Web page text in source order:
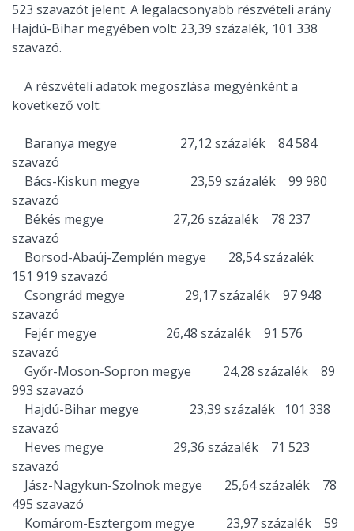
523 szavazót jelent. A legalacsonyabb részvételi arány
Hajdú-Bihar megyében volt: 23,39 százalék, 101 338
szavazó.
A részvételi adatok megoszlása megyénként a
következő volt:
Baranya megye 27,12 százalék 84 584
szavazó
Bács-Kiskun megye 23,59 százalék 99 980
szavazó
Békés megye 27,26 százalék 78 237
szavazó
Borsod-Abaúj-Zemplén megye 28,54 százalék
151 919 szavazó
Csongrád megye 29,17 százalék 97 948
szavazó
Fejér megye 26,48 százalék 91 576
szavazó
Győr-Moson-Sopron megye 24,28 százalék 89
993 szavazó
Hajdú-Bihar megye 23,39 százalék 101 338
szavazó
Heves megye 29,36 százalék 71 523
szavazó
Jász-Nagykun-Szolnok megye 25,64 százalék 78
495 szavazó
Komárom-Esztergom megye 23,97 százalék 59